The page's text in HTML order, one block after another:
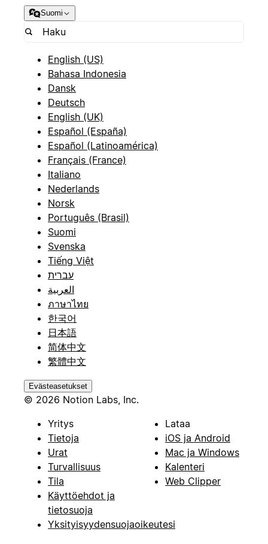
Suomi
English (US)
Bahasa Indonesia
Dansk
Deutsch
English (UK)
Español (España)
Español (Latinoamérica)
Français (France)
Italiano
Nederlands
Norsk
Português (Brasil)
Suomi
Svenska
Tiếng Việt
עברית
العربية
ภาษาไทย
한국어
日本語
简体中文
繁體中文
Evästeasetukset
© 2026 Notion Labs, Inc.
Yritys
Tietoja
Urat
Turvallisuus
Tila
Käyttöehdot ja
tietosuoja
Yksityisyydensuojaoikeutesi
Lataa
iOS ja Android
Mac ja Windows
Kalenteri
Web Clipper